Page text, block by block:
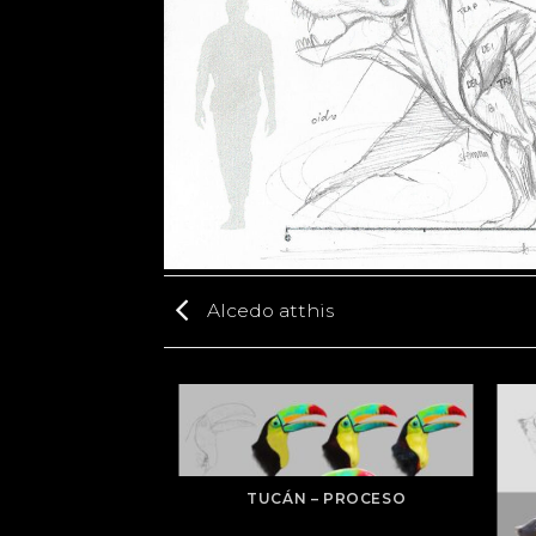
Alcedo atthis
TUCÁN – PROCESO